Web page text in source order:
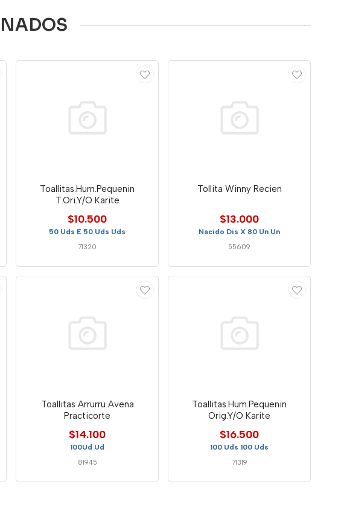
Toallitas.Hum.Pequenin
T.Ori.Y/O Karite
$10.500
50 Uds E 50 Uds Uds
71320
Tollita Winny Recien
$13.000
Nacido Dis X 80 Un Un
55609
Toallitas Arrurru Avena
Practicorte
$14.100
100Ud Ud
81945
Toallitas.Hum.Pequenin
Orig.Y/O Karite
$16.500
100 Uds 100 Uds
71319